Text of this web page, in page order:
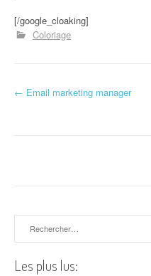
[/google_cloaking]
Coloriage
Navigation d'article
← Email marketing manager
Les plus lus: